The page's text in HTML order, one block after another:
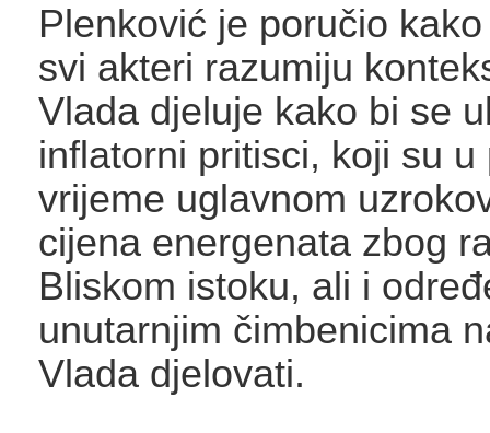
Plenković je poručio
svi akteri razumiju
Vlada djeluje kako bi se
inflatorni pritisci, koji su u
vrijeme uglavnom
cijena energenata zbog
Bliskom istoku, ali i
unutarnjim čimbenicima
Vlada djelovati.